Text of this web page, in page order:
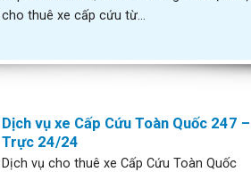
cho thuê xe cấp cứu từ...
Dịch vụ xe Cấp Cứu Toàn Quốc 247 –
Trực 24/24
Dịch vụ cho thuê xe Cấp Cứu Toàn Quốc